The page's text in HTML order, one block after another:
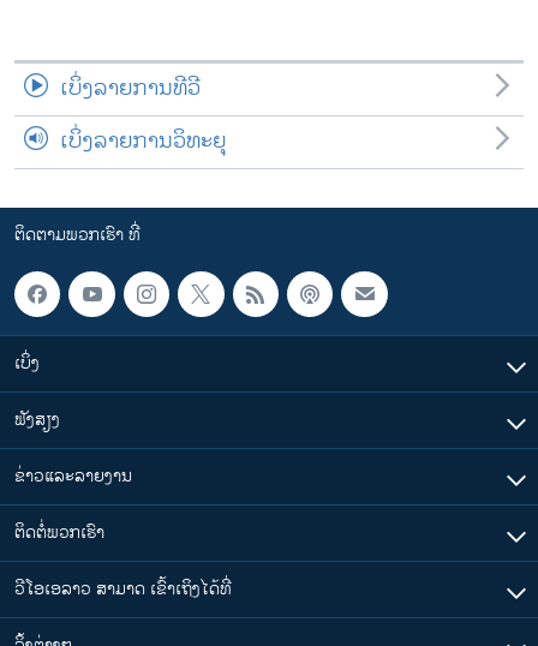
ເບິ່ງລາຍການທີວີ
ເບິ່ງລາຍການວິທະຍຸ
ຕິດຕາມພວກເຮົາ ທີ່
ເບິ່ງ
ຟັງສຽງ
ຂ່າວແລະລາຍງານ
ຕິດຕໍ່ພວກເຮົາ
ວີໂອເອລາວ ສາມາດ ເຂົ້າເຖິງໄດ້ທີ່